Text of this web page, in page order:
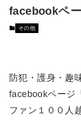
facebookペ
その他
防犯・護身・趣
facebookページ
ファン１００人